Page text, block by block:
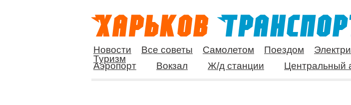
Новости Все советы Самолетом Поездом
Туризм
Аэропорт Вокзал Ж/д станции Центральный